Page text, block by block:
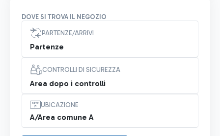
DOVE SI TROVA IL NEGOZIO
PARTENZE/ARRIVI
Partenze
CONTROLLI DI SICUREZZA
Area dopo i controlli
UBICAZIONE
A/Area comune A